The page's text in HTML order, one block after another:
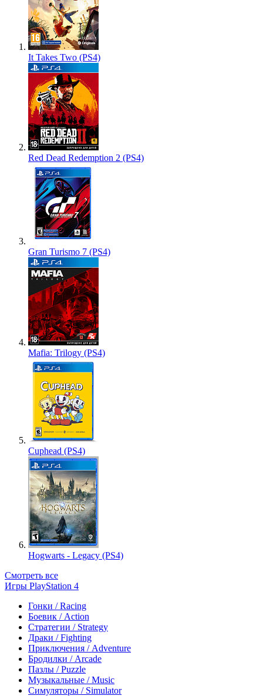
It Takes Two (PS4)
Red Dead Redemption 2 (PS4)
Gran Turismo 7 (PS4)
Mafia: Trilogy (PS4)
Cuphead (PS4)
Hogwarts - Legacy (PS4)
Смотреть все
Игры PlayStation 4
Гонки / Racing
Боевик / Action
Стратегии / Strategy
Драки / Fighting
Приключения / Adventure
Бродилки / Arcade
Пазлы / Puzzle
Музыкальные / Music
Симуляторы / Simulator